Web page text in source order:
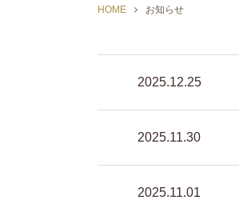
HOME お知らせ
2025.12.25
2025.11.30
2025.11.01